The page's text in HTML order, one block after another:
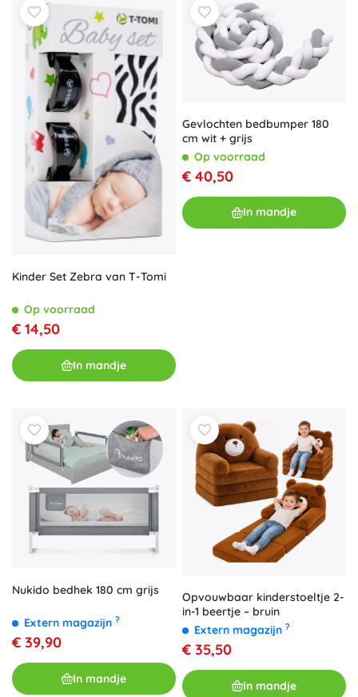
Kinder Set Zebra van T-Tomi
Op voorraad
€ 14,50
In mandje
Gevlochten bedbumper 180
cm wit + grijs
Op voorraad
€ 40,50
In mandje
Nukido bedhek 180 cm grijs
Extern magazijn ?
€ 39,90
In mandje
Opvouwbaar kinderstoeltje 2-
in-1 beertje – bruin
Extern magazijn ?
€ 35,50
In mandje